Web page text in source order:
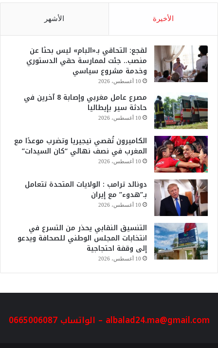
الأخيرة الأشهر
لقجع: التحاقي بـ«البام» ليس بحثا عن
منصب.. جئت لممارسة حقي الدستوري
وخدمة مشروع سياسي
10 أغسطس، 2026
مصرع عامل مغربي وإصابة 8 آخرين في
حادثة سير بإيطاليا
10 أغسطس، 2026
الكاميرون تُقصي نيجيريا وتضرب موعدًا مع
المغرب في نصف نهائي “كان السيدات”
10 أغسطس، 2026
دونالد ترامب : الولايات المتحدة تتعامل
بـ”هدوء” مع إيران
10 أغسطس، 2026
التنسيق النقابي يحذر من التسرع في
انتخابات المجلس الوطني للصحافة ويدعو
إلى وقفة احتجاجية
10 أغسطس، 2026
albalad24.ma@gmail.com – الواتساب 0665006087